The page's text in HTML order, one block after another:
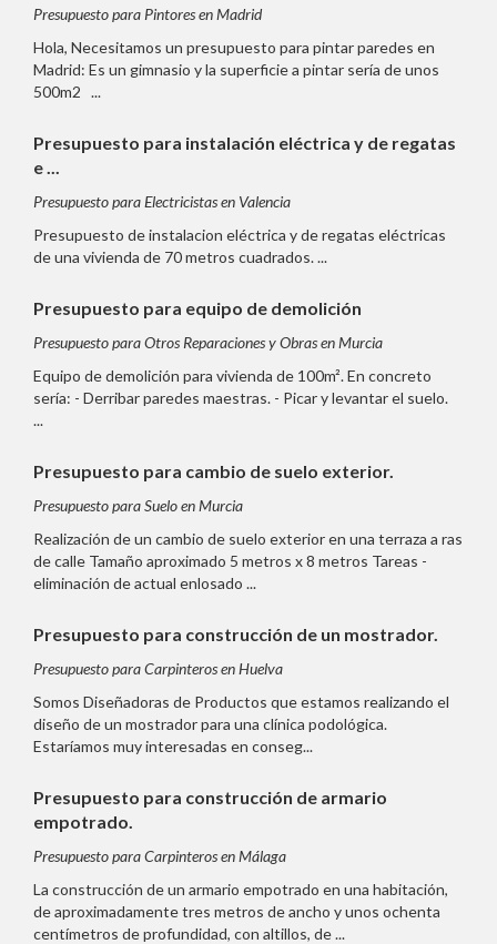
Presupuesto para Pintores en Madrid
Hola, Necesitamos un presupuesto para pintar paredes en
Madrid: Es un gimnasio y la superficie a pintar sería de unos
500m2 ...
Presupuesto para instalación eléctrica y de regatas
e ...
Presupuesto para Electricistas en Valencia
Presupuesto de instalacion eléctrica y de regatas eléctricas
de una vivienda de 70 metros cuadrados. ...
Presupuesto para equipo de demolición
Presupuesto para Otros Reparaciones y Obras en Murcia
Equipo de demolición para vivienda de 100m². En concreto
sería: - Derribar paredes maestras. - Picar y levantar el suelo.
...
Presupuesto para cambio de suelo exterior.
Presupuesto para Suelo en Murcia
Realización de un cambio de suelo exterior en una terraza a ras
de calle Tamaño aproximado 5 metros x 8 metros Tareas -
eliminación de actual enlosado ...
Presupuesto para construcción de un mostrador.
Presupuesto para Carpinteros en Huelva
Somos Diseñadoras de Productos que estamos realizando el
diseño de un mostrador para una clínica podológica.
Estaríamos muy interesadas en conseg...
Presupuesto para construcción de armario
empotrado.
Presupuesto para Carpinteros en Málaga
La construcción de un armario empotrado en una habitación,
de aproximadamente tres metros de ancho y unos ochenta
centímetros de profundidad, con altillos, de ...